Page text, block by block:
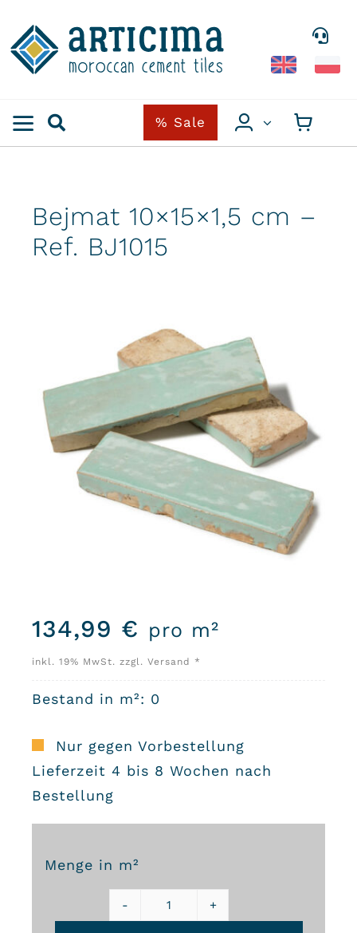
content
% Sale
Bejmat 10×15×1,5 cm –
Ref. BJ1015
134,99 € pro m²
inkl. 19% MwSt. zzgl. Versand *
Bestand in m²: 0
Nur gegen Vorbestellung
Lieferzeit 4 bis 8 Wochen nach
Bestellung
Menge in m²
Bejmat